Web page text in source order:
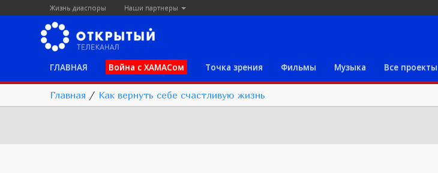
Жизнь диаспоры Наши партнеры
ГЛАВНАЯ Война с ХАМАСом Точка зрения Фильмы Музыка Все проекты
Главная / Как вернуть себе счастливую жизнь